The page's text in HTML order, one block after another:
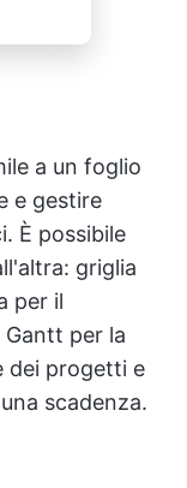
a un foglio
e gestire
È possibile
griglia
per il
per la
dei progetti e
scadenza.